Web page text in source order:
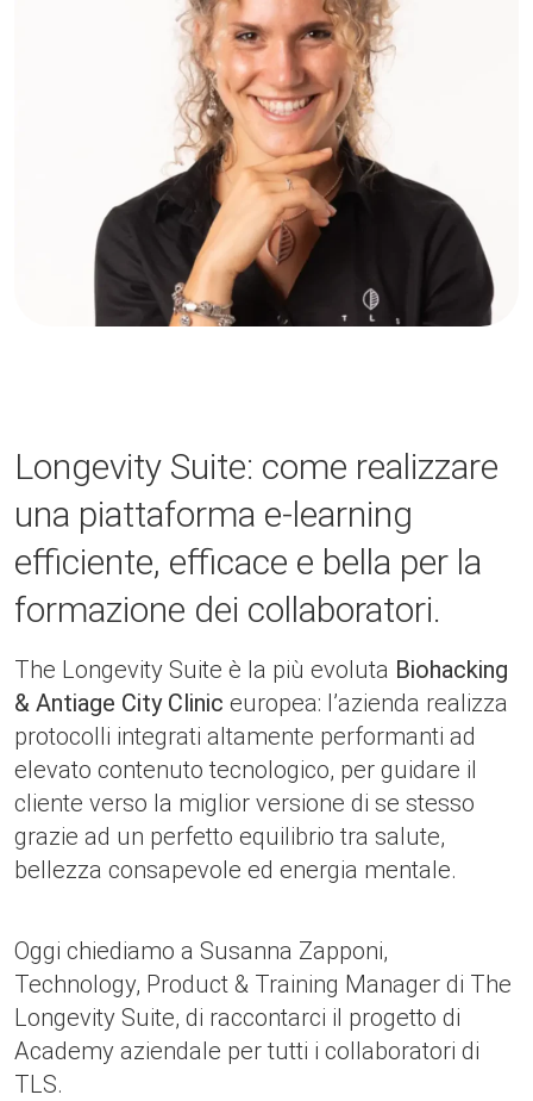
Longevity Suite: come realizzare
una piattaforma e-learning
efficiente, efficace e bella per la
formazione dei collaboratori.
The Longevity Suite è la più evoluta Biohacking
& Antiage City Clinic europea: l’azienda realizza
protocolli integrati altamente performanti ad
elevato contenuto tecnologico, per guidare il
cliente verso la miglior versione di se stesso
grazie ad un perfetto equilibrio tra salute,
bellezza consapevole ed energia mentale.
Oggi chiediamo a Susanna Zapponi,
Technology, Product & Training Manager di The
Longevity Suite, di raccontarci il progetto di
Academy aziendale per tutti i collaboratori di
TLS.